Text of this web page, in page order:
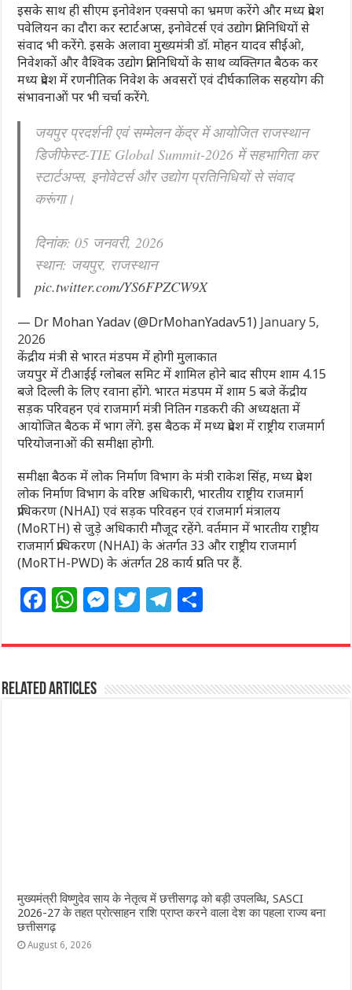
इसके साथ ही सीएम इनोवेशन एक्सपो का भ्रमण करेंगे और मध्य प्रदेश
पवेलियन का दौरा कर स्टार्टअप्स, इनोवेटर्स एवं उद्योग प्रतिनिधियों से
संवाद भी करेंगे. इसके अलावा मुख्यमंत्री डॉ. मोहन यादव सीईओ,
निवेशकों और वैश्विक उद्योग प्रतिनिधियों के साथ व्यक्तिगत बैठक कर
मध्य प्रदेश में रणनीतिक निवेश के अवसरों एवं दीर्घकालिक सहयोग की
संभावनाओं पर भी चर्चा करेंगे.
जयपुर प्रदर्शनी एवं सम्मेलन केंद्र में आयोजित राजस्थान
डिजीफेस्ट-TIE Global Summit-2026 में सहभागिता कर
स्टार्टअप्स, इनोवेटर्स और उद्योग प्रतिनिधियों से संवाद
करूंगा।
दिनांक: 05 जनवरी, 2026
स्थान: जयपुर, राजस्थान
pic.twitter.com/YS6FPZCW9X
— Dr Mohan Yadav (@DrMohanYadav51) January 5,
2026
केंद्रीय मंत्री से भारत मंडपम में होगी मुलाकात
जयपुर में टीआईई ग्लोबल समिट में शामिल होने बाद सीएम शाम 4.15
बजे दिल्ली के लिए रवाना होंगे. भारत मंडपम में शाम 5 बजे केंद्रीय
सड़क परिवहन एवं राजमार्ग मंत्री नितिन गडकरी की अध्यक्षता में
आयोजित बैठक में भाग लेंगे. इस बैठक में मध्य प्रदेश में राष्ट्रीय राजमार्ग
परियोजनाओं की समीक्षा होगी.
समीक्षा बैठक में लोक निर्माण विभाग के मंत्री राकेश सिंह, मध्य प्रदेश
लोक निर्माण विभाग के वरिष्ठ अधिकारी, भारतीय राष्ट्रीय राजमार्ग
प्राधिकरण (NHAI) एवं सड़क परिवहन एवं राजमार्ग मंत्रालय
(MoRTH) से जुड़े अधिकारी मौजूद रहेंगे. वर्तमान में भारतीय राष्ट्रीय
राजमार्ग प्राधिकरण (NHAI) के अंतर्गत 33 और राष्ट्रीय राजमार्ग
(MoRTH-PWD) के अंतर्गत 28 कार्य प्रगति पर हैं.
F
c
e
b
W
at
s
A
M
ss
n
T
itt
r
T
e
ra
ar
Related Articles
मुख्यमंत्री विष्णुदेव साय के नेतृत्व में छत्तीसगढ़ को बड़ी उपलब्धि, SASCI
2026-27 के तहत प्रोत्साहन राशि प्राप्त करने वाला देश का पहला राज्य बना
छत्तीसगढ़
August 6, 2026